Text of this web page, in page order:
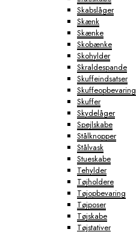
Skabslåger
Skænk
Skænke
Skobænke
Skohylder
Skraldespande
Skuffeindsatser
Skuffeopbevaring
Skuffer
Skydelåger
Spejlskabe
Stålknopper
Stålvask
Stueskabe
Tehylder
Tøjholdere
Tøjopbevaring
Tøjposer
Tøjskabe
Tøjstativer